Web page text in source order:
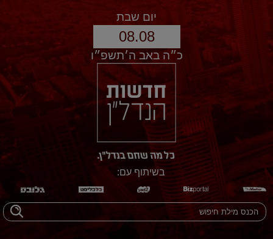
יום שבת
08.08
כ״ה באב ה׳תשפ״ו
בשיתוף עם: